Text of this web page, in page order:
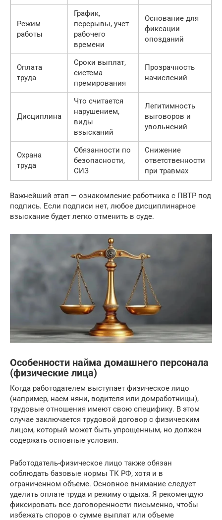
Режим
работы
График,
перерывы, учет
рабочего
времени
Основание для
фиксации
опозданий
Оплата
труда
Сроки выплат,
система
премирования
Прозрачность
начислений
Дисциплина
Что считается
нарушением,
виды
взысканий
Легитимность
выговоров и
увольнений
Охрана
труда
Обязанности по
безопасности,
СИЗ
Снижение
ответственности
при травмах
Важнейший этап — ознакомление работника с ПВТР под
подпись. Если подписи нет, любое дисциплинарное
взыскание будет легко отменить в суде.
Особенности найма домашнего персонала
(физические лица)
Когда работодателем выступает физическое лицо
(например, наем няни, водителя или домработницы),
трудовые отношения имеют свою специфику. В этом
случае заключается трудовой договор с физическим
лицом, который может быть упрощенным, но должен
содержать основные условия.
Работодатель-физическое лицо также обязан
соблюдать базовые нормы ТК РФ, хотя и в
ограниченном объеме. Основное внимание следует
уделить оплате труда и режиму отдыха. Я рекомендую
фиксировать все договоренности письменно, чтобы
избежать споров о сумме выплат или объеме